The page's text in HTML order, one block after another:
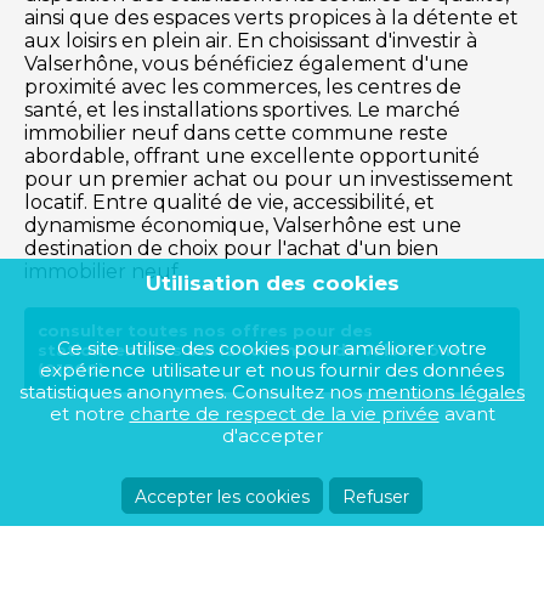
ainsi que des espaces verts propices à la détente et
aux loisirs en plein air. En choisissant d'investir à
Valserhône, vous bénéficiez également d'une
proximité avec les commerces, les centres de
santé, et les installations sportives. Le marché
immobilier neuf dans cette commune reste
abordable, offrant une excellente opportunité
pour un premier achat ou pour un investissement
locatif. Entre qualité de vie, accessibilité, et
dynamisme économique, Valserhône est une
destination de choix pour l'achat d'un bien
immobilier neuf.
consulter toutes nos offres pour des
stationnements sur la commune de Valserhône
(01200)
Utilisation des cookies
Ce site utilise des cookies pour améliorer votre
expérience utilisateur et nous fournir des données
statistiques anonymes. Consultez nosmentions légales
et notre charte de respect de la vie privée avant
d'accepter
Accepter les cookies Refuser